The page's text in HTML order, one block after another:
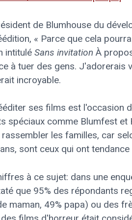
de Blumhouse du
« Parce que cela
intitulé Sans invitation À
à tuer des gens. J'adorerais
incroyable.
ses films est l'occasion
spéciaux comme Blumfest
les familles, car
sont ceux qui ont
à ce sujet: dans une
que 95% des répondants
maman, 49% papa) ou des